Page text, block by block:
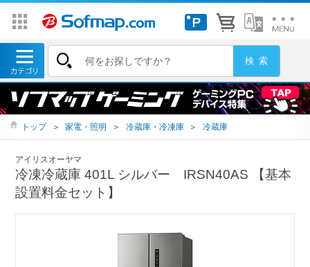
トップ ＞ 家電・照明 ＞ 冷蔵庫・冷凍庫 ＞ 冷蔵庫
アイリスオーヤマ
冷凍冷蔵庫 401L シルバー IRSN40AS 【基本
設置料金セット】